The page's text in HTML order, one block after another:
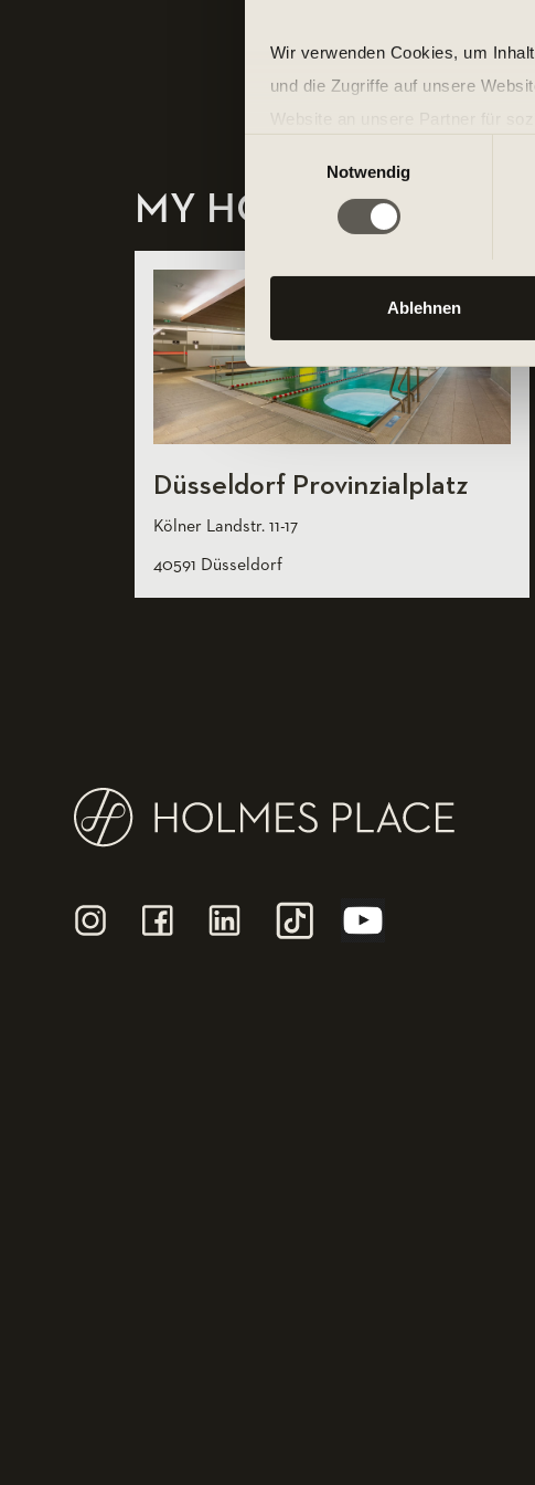
Wir verwenden Cookies, um
und die Zugriffe auf unsere
der Dienste gesammelt haben.
Notwendig
Ablehnen
MY HOMECLUB
Düsseldorf Provinzialplatz
Kölner Landstr. 11-17
40591 Düsseldorf